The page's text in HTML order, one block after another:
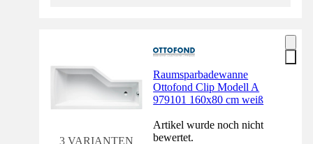
3 VARIANTEN
Raumsparbadewanne
Ottofond Clip Modell A
979101 160x80 cm weiß
Artikel wurde noch nicht
bewertet.